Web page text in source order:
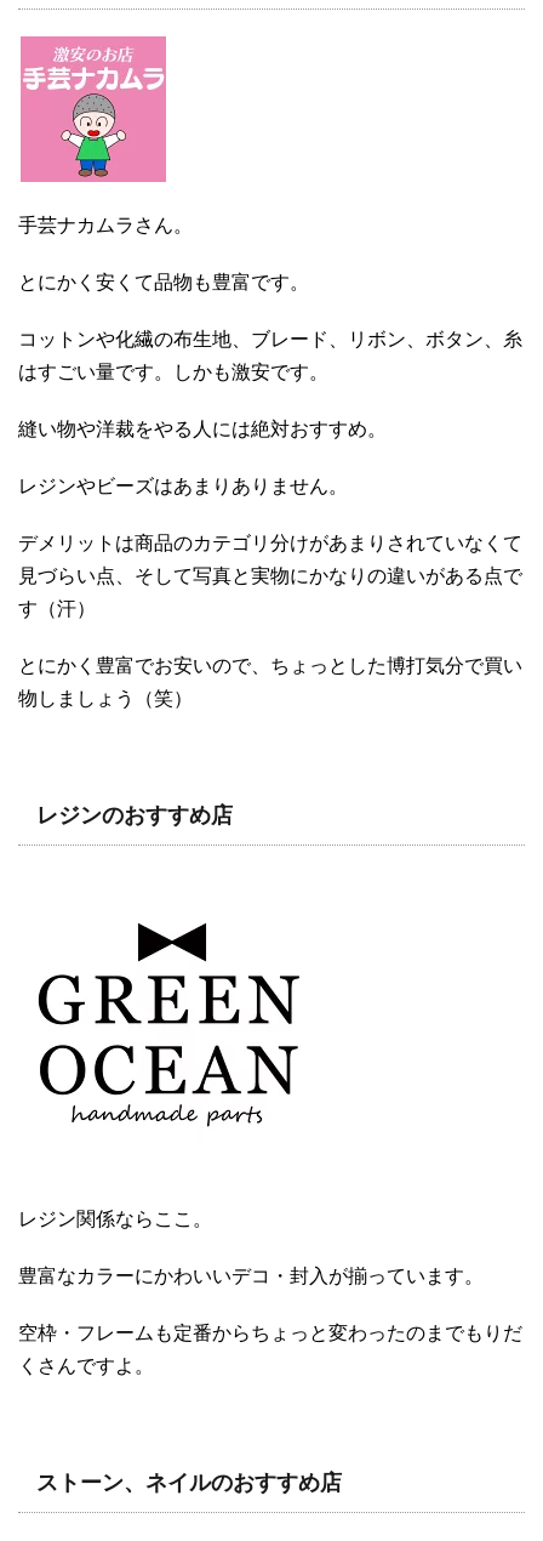
手芸ナカムラさん。
とにかく安くて品物も豊富です。
コットンや化繊の布生地、ブレード、リボン、ボタン、糸
はすごい量です。しかも激安です。
縫い物や洋裁をやる人には絶対おすすめ。
レジンやビーズはあまりありません。
デメリットは商品のカテゴリ分けがあまりされていなくて
見づらい点、そして写真と実物にかなりの違いがある点で
す（汗）
とにかく豊富でお安いので、ちょっとした博打気分で買い
物しましょう（笑）
レジンのおすすめ店
レジン関係ならここ。
豊富なカラーにかわいいデコ・封入が揃っています。
空枠・フレームも定番からちょっと変わったのまでもりだ
くさんですよ。
ストーン、ネイルのおすすめ店